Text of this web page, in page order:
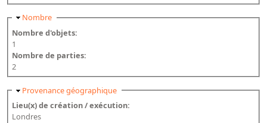
Masquer
Nombre
Nombre d'objets:
1
Nombre de parties:
2
Masquer
Provenance géographique
Lieu(x) de création / exécution:
Londres